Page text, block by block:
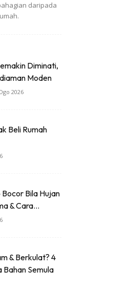
daripada
Diminati,
Moden
2026
Beli Rumah
Bocor Bila Hujan
& Cara...
& Berkulat? 4
Bahan Semula